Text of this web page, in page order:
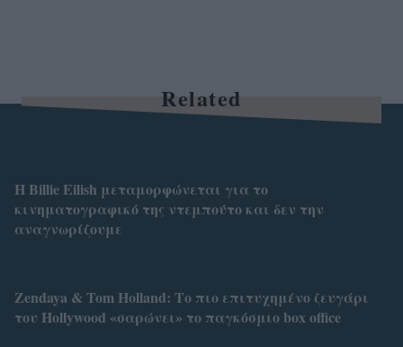
Related
Η Billie Eilish μεταμορφώνεται για το
κινηματογραφικό της ντεμπούτο και δεν την
αναγνωρίζουμε
Zendaya & Tom Holland: Το πιο επιτυχημένο ζευγάρι
του Hollywood «σαρώνει» το παγκόσμιο box office